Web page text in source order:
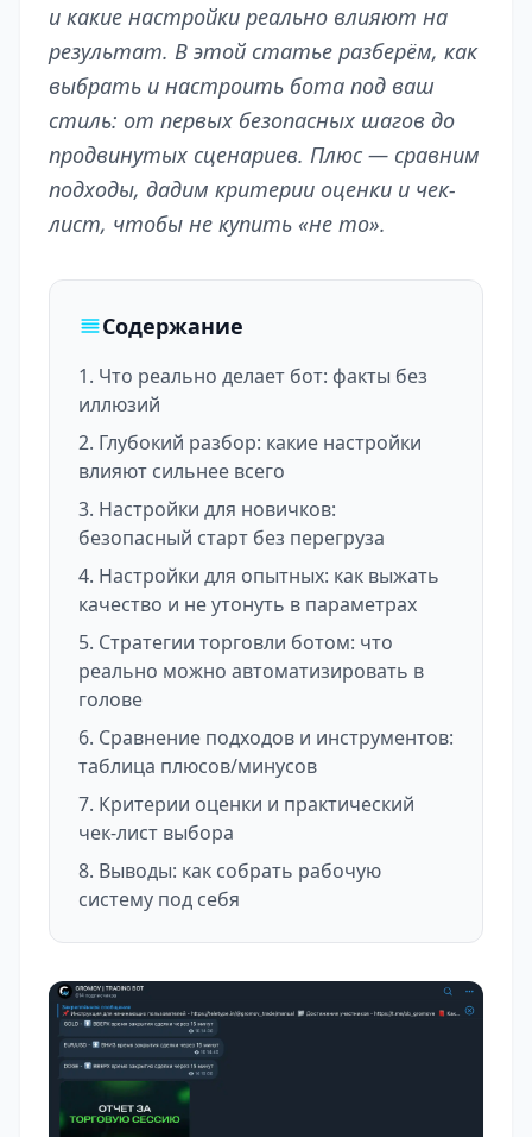
и какие настройки реально влияют на
результат. В этой статье разберём, как
выбрать и настроить бота под ваш
стиль: от первых безопасных шагов до
продвинутых сценариев. Плюс — сравним
подходы, дадим критерии оценки и чек-
лист, чтобы не купить «не то».
Содержание
Что реально делает бот: факты без
иллюзий
Глубокий разбор: какие настройки
влияют сильнее всего
Настройки для новичков:
безопасный старт без перегруза
Настройки для опытных: как выжать
качество и не утонуть в параметрах
Стратегии торговли ботом: что
реально можно автоматизировать в
голове
Сравнение подходов и инструментов:
таблица плюсов/минусов
Критерии оценки и практический
чек-лист выбора
Выводы: как собрать рабочую
систему под себя